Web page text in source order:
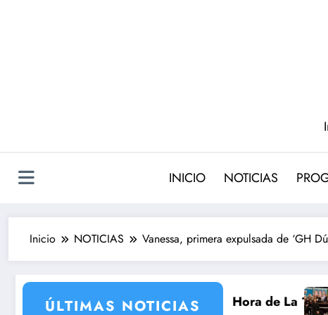
INICIO NOTICIAS
Inicio NOTICIAS Vanessa, primera expulsada de ‘GH
ÚLTIMAS NOTICIAS
temporada
vuelve a ‘La Hora de La 1’ y Aida Bao da el salto a
Adiós a ‘Cine de